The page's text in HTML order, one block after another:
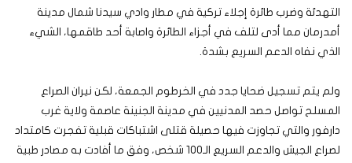
التهدئة وضرب طائرة إجلاء تركية في مطار وادي سيدنا شمال مدينة
أمدرمان مما أدى لتلف في أجزاء الطائرة واصابة أحد طاقمها، الشيء
الذي نفاه الدعم السريع بشدة.
ولم يتم تسجيل ضحايا جدد في الخرطوم الجمعة، لكن نيران الصراع
المسلح تواصل حصد المدنيين في مدينة الجنينة عاصمة ولاية غرب
دارفور والتي تجاوزت فيها حصيلة قتلى اشتباكات قبلية تفجرت كامتداد
لصراع الجيش والدعم السريع الـ100 شخص، وفق ما أفادت به مصادر طبية